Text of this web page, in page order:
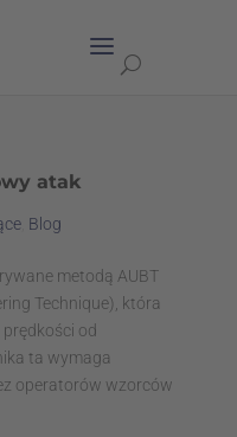
atak
, Blog
metodą AUBT
Technique), która
od
ta wymaga
operatorów wzorców